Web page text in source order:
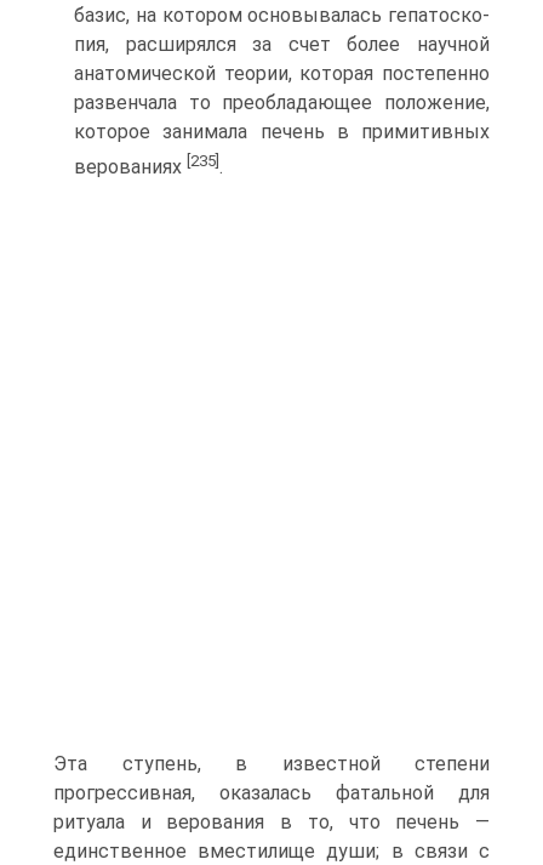
базис, на котором основывалась гепатоско-
пия, расширялся за счет более научной
анатомической теории, которая постепенно
развенчала то преобладающее положение,
которое занимала печень в примитивных
верованиях [235] .
Эта ступень, в известной степени
прогрессивная, оказалась фаталь­ной для
ритуала и верования в то, что печень —
единственное вместилище души; в связи с